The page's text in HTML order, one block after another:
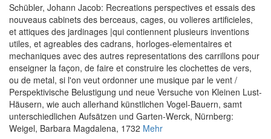
Schübler, Johann Jacob: Recreations perspectives et essais des
nouveaus cabinets des berceaus, cages, ou volieres artificieles,
et attiques des jardinages |qui contiennent plusieurs inventions
utiles, et agreables des cadrans, horloges-elementaires et
mechaniques avec des autres representations des carrillons pour
enseigner la façon, de faire et construire les clochettes de vers,
ou de metal, si l'on veut ordonner une musique par le vent /
Perspektivische Belustigung und neue Versuche von Kleinen Lust-
Häusern, wie auch allerhand künstlichen Vogel-Bauern, samt
unterschiedlichen Aufsätzen und Garten-Werck, Nürnberg:
Weigel, Barbara Magdalena, 1732 Mehr